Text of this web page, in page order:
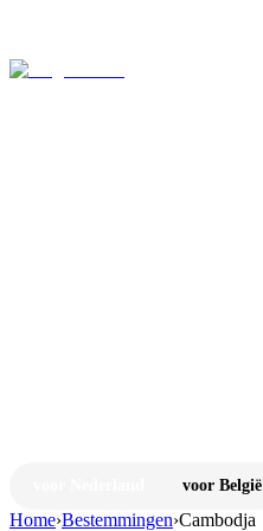
voor België
Home›Bestemmingen›Cambodja